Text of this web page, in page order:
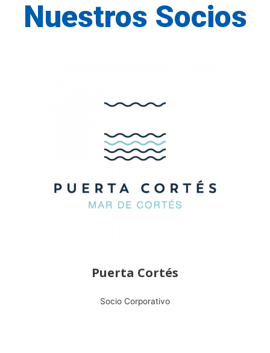
Nuestros Socios
Puerta Cortés
Socio Corporativo